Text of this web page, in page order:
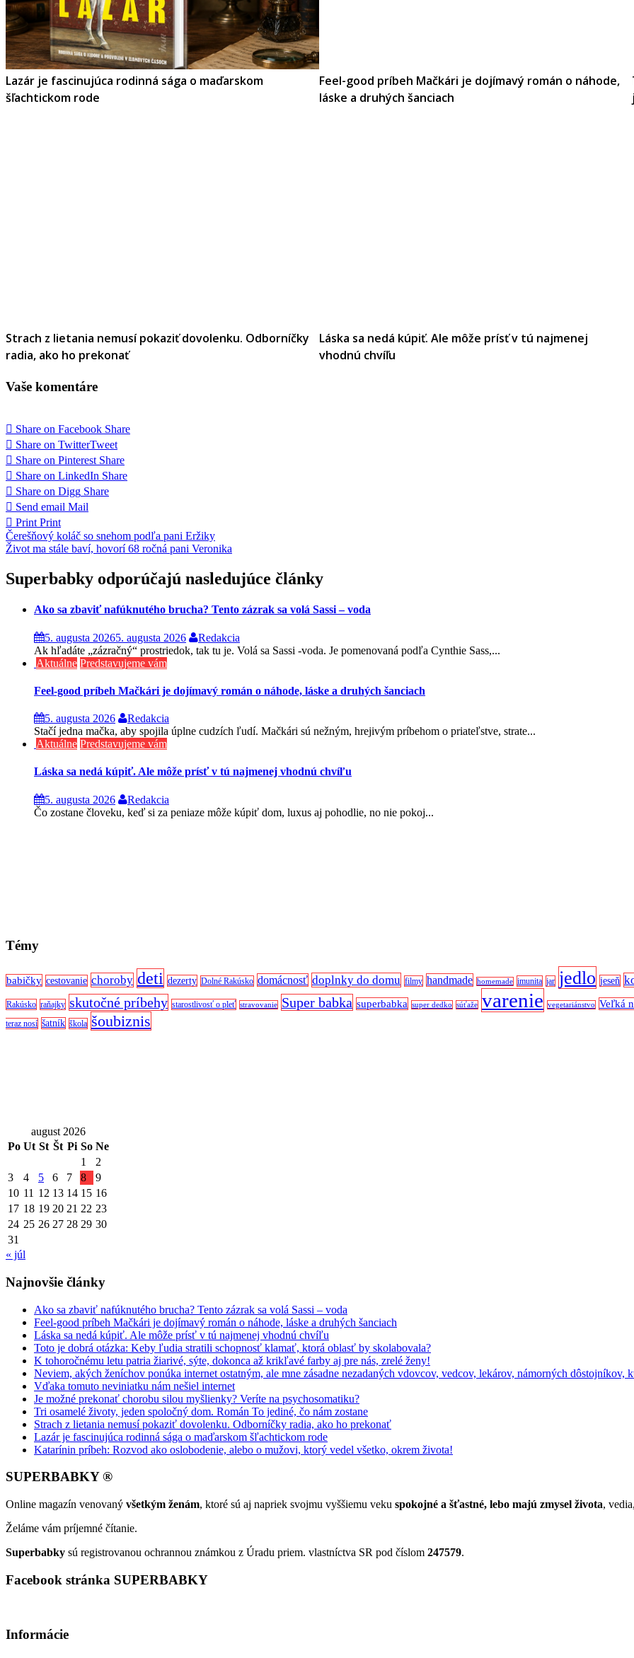
Lazár je fascinujúca rodinná sága o maďarskom
šľachtickom rode
Feel-good príbeh Mačkári je dojímavý román o náhode,
láske a druhých šanciach
Strach z lietania nemusí pokaziť dovolenku. Odborníčky
radia, ako ho prekonať
Láska sa nedá kúpiť. Ale môže prísť v tú najmenej
vhodnú chvíľu
Vaše komentáre
Share on Facebook Share
Share on TwitterTweet
Share on Pinterest Share
Share on LinkedIn Share
Share on Digg Share
Send email Mail
Print Print
Navigácia
v
článku
Čerešňový koláč so snehom podľa pani Eržiky
Život ma stále baví, hovorí 68 ročná pani Veronika
Superbabky odporúčajú nasledujúce články
Ako sa zbaviť nafúknutého brucha? Tento zázrak sa volá Sassi – voda
5. augusta 20265. augusta 2026
Redakcia
Ak hľadáte „zázračný“ prostriedok, tak tu je. Volá sa Sassi -voda. Je pomenovaná podľa Cynthie Sass,...
Aktuálne Predstavujeme vám
Feel-good príbeh Mačkári je dojímavý román o náhode, láske a druhých šanciach
5. augusta 2026
Redakcia
Stačí jedna mačka, aby spojila úplne cudzích ľudí. Mačkári sú nežným, hrejivým príbehom o priateľstve, strate...
Aktuálne Predstavujeme vám
Láska sa nedá kúpiť. Ale môže prísť v tú najmenej vhodnú chvíľu
5. augusta 2026
Redakcia
Čo zostane človeku, keď si za peniaze môže kúpiť dom, luxus aj pohodlie, no nie pokoj...
Témy
babičky cestovanie choroby deti dezerty Dolné Rakúsko domácnosť doplnky do domu filmy handmade homemade imunita jar jedlo jeseň
Rakúsko raňajky skutočné príbehy starostlivosť o pleť stravovanie Super babka superbabka super dedko súťaže varenie vegetariánstvo Veľká
teraz nosí šatník škola šoubiznis
august 2026
Po Ut St Št Pi So Ne
1
2
3
4 5 6 7 8
9
10 11 12 13 14 15 16
17 18 19 20 21 22 23
24 25 26 27 28 29 30
31
« júl
Najnovšie články
Ako sa zbaviť nafúknutého brucha? Tento zázrak sa volá Sassi – voda
Feel-good príbeh Mačkári je dojímavý román o náhode, láske a druhých šanciach
Láska sa nedá kúpiť. Ale môže prísť v tú najmenej vhodnú chvíľu
Toto je dobrá otázka: Keby ľudia stratili schopnosť klamať, ktorá oblasť by skolabovala?
K tohoročnému letu patria žiarivé, sýte, dokonca až krikľavé farby aj pre nás, zrelé ženy!
Neviem, akých ženíchov ponúka internet ostatným, ale mne zásadne nezadaných vdovcov, vedcov, lekárov, námorných dôstojníkov,
Vďaka tomuto neviniatku nám nešiel internet
Je možné prekonať chorobu silou myšlienky? Veríte na psychosomatiku?
Tri osamelé životy, jeden spoločný dom. Román To jediné, čo nám zostane
Strach z lietania nemusí pokaziť dovolenku. Odborníčky radia, ako ho prekonať
Lazár je fascinujúca rodinná sága o maďarskom šľachtickom rode
Katarínin príbeh: Rozvod ako oslobodenie, alebo o mužovi, ktorý vedel všetko, okrem života!
SUPERBABKY ®
Online magazín venovaný všetkým ženám, ktoré sú aj napriek svojmu vyššiemu veku spokojné a šťastné, lebo majú zmysel života,
Želáme vám príjemné čítanie.
Superbabky sú registrovanou ochrannou známkou z Úradu priem. vlastníctva SR pod číslom 247579.
Facebook stránka SUPERBABKY
Informácie